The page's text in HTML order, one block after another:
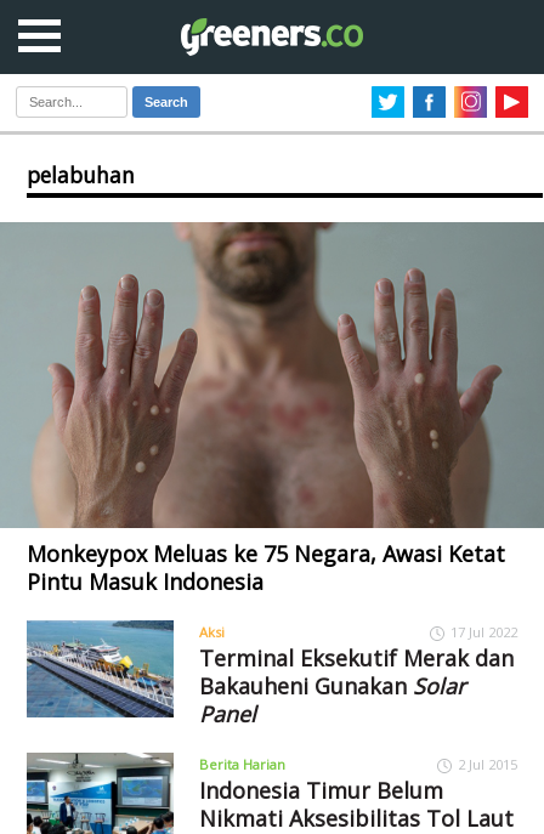
Search
pelabuhan
Monkeypox Meluas ke 75 Negara, Awasi Ketat
Pintu Masuk Indonesia
Aksi 17 Jul 2022
Terminal Eksekutif Merak dan
Bakauheni Gunakan Solar
Panel
Berita Harian 2 Jul 2015
Indonesia Timur Belum
Nikmati Aksesibilitas Tol Laut